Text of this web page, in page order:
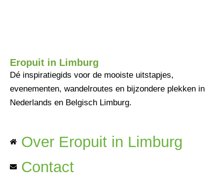
Eropuit in Limburg
Dé inspiratiegids voor de mooiste uitstapjes,
evenementen, wandelroutes en bijzondere plekken in
Nederlands en Belgisch Limburg.
Over Eropuit in Limburg
Contact